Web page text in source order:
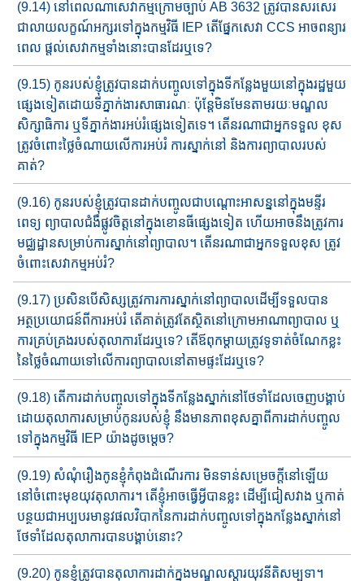
(9.14) នៅពេលណា​សេវាកម្មក្រោមច្បាប់​​ AB 3632 ត្រូវបានសរសេរ
ជា​លាយលក្ខណ៍​អក្សរ​ទៅក្នុងកម្មវិធី IEP តើ​ផ្នែក​សេវា​ CCS អាចពន្យារ​
ពេល ​​ផ្តល់សេវាកម្មទាំងនោះបាន​ដែរឬទេ?
(9.15) កូនរបស់ខ្ញុំត្រូវបានដាក់បញ្ចូល​ទៅក្នុង​ទីកន្លែង​មួយនៅក្នុង​រដ្ឋមួយ​
ផ្សេងទៀត​ដោយ​ទីភ្នាក់ងារ​សាធារណៈ ប៉ុន្តែមិនមែនតាមរយៈមណ្ឌល
សិក្សាធិការ ឬទីភ្នាក់ងារអប់រំផ្សេងទៀតទេ​។ តើនរ​ណាជាអ្នកទទួល ខុស
ត្រូវចំពោះថ្លៃចំណាយលើ​ការអប់រំ ការស្នាក់នៅ និងការព្យាបាល​របស់
គាត់?
(9.16) កូនរបស់ខ្ញុំត្រូវបានដាក់បញ្ចូល​ជាបណ្តោះអាសន្ននៅក្នុងមន្ទីរ
ពេទ្យ ​ព្យាបាល​ជំងឺ​ផ្លូវចិត្ត​នៅ​ក្នុង​ខោនធី​ផ្សេង​ទៀត ហើយ​អាចនឹង​​​ត្រូវការ
មជ្ឈដ្ឋាន​​សម្រាប់​ការ​ស្នាក់នៅ​ព្យាបាល​។ តើនរ​ណាជា​អ្នក​ទទួលខុស ត្រូវ
ចំពោះសេវាកម្មអប់រំ?
(9.17) ប្រសិនបើសិស្សត្រូវការការស្នាក់នៅ​ព្យាបាលដើម្បីទទួលបាន
អត្ថប្រយោជន៍ពីការអប់រំ តើគាត់ត្រូវ​តែ​ស្ថិត​​នៅក្រោមអាណាព្យាបាល​​ ឬ​
ការ​គ្រប់គ្រង​​​របស់តុលាការដែរឬទេ? តើឪពុកម្តាយត្រូវទូទាត់​ចំណែ​ក​​​ខ្លះ​
នៃថ្លៃចំណាយទៅលើ​ការព្យាបាលនៅ​តាមផ្ទះដែរឬទេ?
(9.18) តើការដាក់បញ្ចូល​ទៅក្នុង​ទីកន្លែង​ស្នាក់នៅថែទាំ​ដែលចេញបង្គាប់
ដោយ​​តុលាការ​សម្រាប់កូនរបស់ខ្ញុំ នឹង​មាន​​ភាព​ខុសគ្នា​ពីការដាក់​បញ្ចូ​ល​ ​
ទៅក្នុង​​កម្មវិធី IEP យ៉ាង​ដូចម្តេច​?
(9.19) សំណុំ​រឿង​កូនខ្ញុំកំពុងដំណើរការ ​មិនទាន់សម្រេចក្តីនៅឡើយ​
នៅ​ចំពោះមុខយុវ​តុលាការ។ តើ​ខ្ញុំអាចធ្វើអ្វីបានខ្លះ​ ដើម្បីជៀសវាង​ ឬ​កាត់
បន្ថយជាអប្បបរមា​នូវ​​ផលវិបាក​នៃការដាក់​បញ្ចូល​ទៅក្នុងកន្លែង​ស្នាក់​នៅ
ថែទាំ​ដែល​​តុលាការបានបង្គាប់​នោះ​?
(9.20) កូនខ្ញុំត្រូវបានតុលាការដាក់ក្នុងមណ្ឌលស្តារយុវនីតិសម្បទា​។